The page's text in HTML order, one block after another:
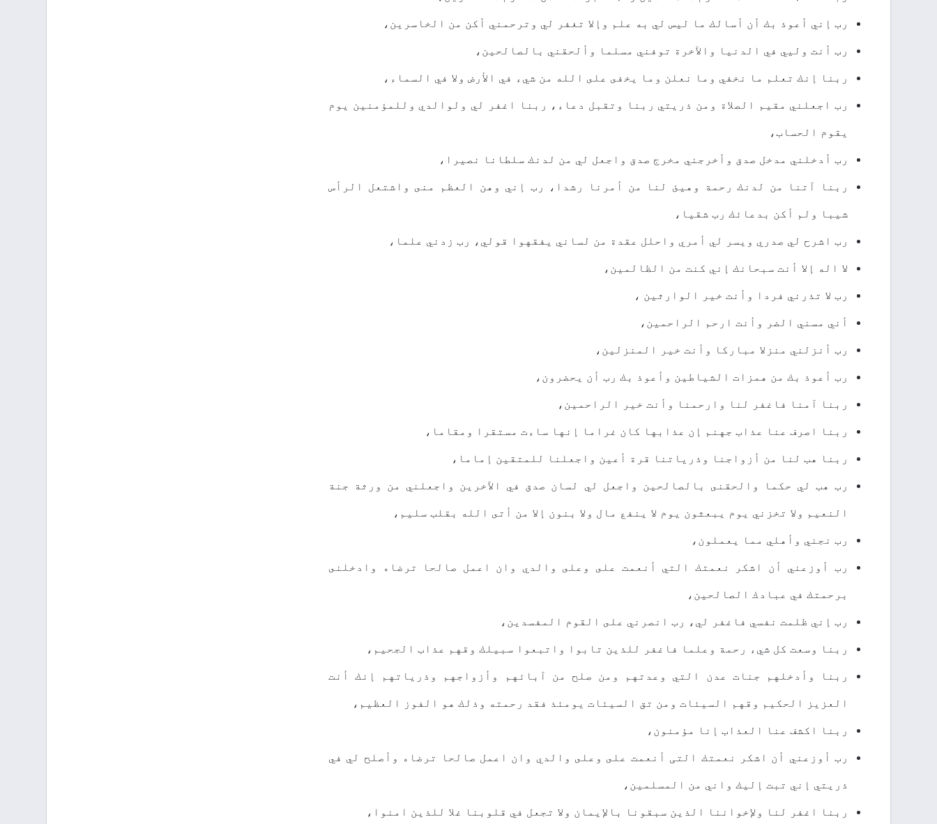
ﺭﺏ ﺇﻧﻲ ﺃﻋﻮﺫ ﺑﻚ ﺃﻥ ﺃﺳﺎﻟﻚ ﻣﺎ ﻟﻴﺲ ﻟﻲ ﺑﻪ ﻋﻠﻢ ﻭﺇﻻ ﺗﻐﻔﺮ ﻟﻲ ﻭﺗﺮﺣﻤﻨﻲ ﺃﻛﻦ ﻣﻦ ﺍﻟﺨﺎﺳﺮﻳﻦ،
ﺭﺏ ﺃﻧﺖ ﻭﻟﻴﻲ ﻓﻲ ﺍﻟﺪﻧﻴﺎ ﻭﺍﻵﺧﺮﺓ ﺗﻮﻓﻨﻲ ﻣﺴﻠﻤﺎ ﻭﺃﻟﺤﻘﻨﻲ ﺑﺎﻟﺼﺎﻟﺤﻴﻦ،
ﺭﺑﻨﺎ ﺇﻧﻚ ﺗﻌﻠﻢ ﻣﺎ ﻧﺨﻔﻲ ﻭﻣﺎ ﻧﻌﻠﻦ ﻭﻣﺎ ﻳﺨفى ﻋﻠﻰ ﺍﻟﻠﻪ ﻣﻦ ﺷﻲﺀ ﻓﻲ ﺍﻷﺭﺽ ﻭﻻ ﻓﻲ ﺍﻟﺴﻤﺎﺀ،
ﺭﺏ ﺍﺟﻌﻠﻨﻲ ﻣﻘﻴﻢ ﺍﻟﺼﻼﺓ ﻭﻣﻦ ﺫﺭﻳﺘﻲ ﺭﺑﻨﺎ ﻭﺗﻘﺒﻞ ﺩﻋﺎﺀ، ﺭﺑﻨﺎ ﺍﻏﻔﺮ ﻟﻲ ﻭﻟﻮﺍﻟﺪﻱ ﻭﻟﻠﻤﺆﻣﻨﻴﻦ ﻳﻮﻡ
ﻳﻘﻮﻡ ﺍﻟﺤﺴﺎﺏ،
ﺭﺏ ﺃﺩﺧﻠﻨﻲ ﻣﺪﺧﻞ ﺻﺪﻕ ﻭﺃﺧﺮﺟﻨﻲ ﻣﺨﺮﺝ ﺻﺪﻕ ﻭﺍﺟﻌﻞ ﻟﻲ ﻣﻦ ﻟﺪﻧﻚ ﺳﻠﻄﺎﻧﺎ ﻧﺼﻴﺮﺍ،
ﺭﺑﻨﺎ ﺁﺗﻨﺎ ﻣﻦ ﻟﺪﻧﻚ ﺭﺣﻤﺔ ﻭﻫﻴﺊ ﻟﻨﺎ ﻣﻦ ﺃﻣﺮﻧﺎ ﺭﺷﺪﺍ، ﺭﺏ ﺇﻧﻲ ﻭﻫﻦ ﺍﻟﻌﻈﻢ ﻣﻨﻰ ﻭﺍﺷﺘﻌﻞ ﺍﻟﺮﺃﺱ
ﺷﻴﺒﺎ ﻭﻟﻢ ﺃﻛﻦ ﺑﺪﻋﺎﺋﻚ ﺭﺏ ﺷﻘﻴﺎ،
ﺭﺏ ﺍﺷﺮﺡ ﻟﻲ ﺻﺪﺭﻱ ﻭﻳﺴﺮ ﻟﻲ ﺃﻣﺮﻱ ﻭﺍﺣﻠﻞ ﻋﻘﺪﺓ ﻣﻦ ﻟﺴﺎﻧﻲ ﻳﻔﻘﻬﻮﺍ ﻗﻮﻟﻲ، ﺭﺏ ﺯﺩﻧﻲ ﻋﻠﻤﺎ،
ﻻ ﺍﻟﻪ ﺇﻻ ﺃﻧﺖ ﺳﺒﺤﺎﻧﻚ ﺇﻧﻲ ﻛﻨﺖ ﻣﻦ ﺍﻟﻈﺎﻟﻤﻴﻦ،
ﺭﺏ ﻻ ﺗﺬﺭﻧﻲ ﻓﺮﺩﺍ ﻭﺃﻧﺖ ﺧﻴﺮ ﺍﻟﻮﺍﺭﺛﻴﻦ ،
ﺃﻧﻲ ﻣﺴﻨﻲ ﺍﻟﻀﺮ ﻭﺃﻧﺖ ﺍﺭﺣﻢ ﺍﻟﺮﺍﺣﻤﻴﻦ،
ﺭﺏ ﺃﻧﺰﻟﻨﻲ ﻣﻨﺰﻻ ﻣﺒﺎﺭﻛﺎ ﻭﺃﻧﺖ ﺧﻴﺮ ﺍﻟﻤﻨﺰﻟﻴﻦ،
ﺭﺏ ﺃﻋﻮﺫ ﺑﻚ ﻣﻦ ﻫﻤﺰﺍﺕ ﺍﻟﺸﻴﺎﻃﻴﻦ ﻭﺃﻋﻮﺫ ﺑﻚ ﺭﺏ ﺃﻥ ﻳﺤﻀﺮﻭﻥ،
ﺭﺑﻨﺎ ﺁﻣﻨﺎ ﻓﺎﻏﻔﺮ ﻟﻨﺎ ﻭﺍﺭﺣﻤﻨﺎ ﻭﺃﻧﺖ ﺧﻴﺮ ﺍﻟﺮﺍﺣﻤﻴﻦ،
ﺭﺑﻨﺎ ﺍﺻﺮﻑ ﻋﻨﺎ ﻋﺬﺍﺏ ﺟﻬﻨﻢ ﺇﻥ ﻋﺬﺍﺑﻬﺎ ﻛﺎﻥ ﻏﺮﺍﻣﺎ ﺇﻧﻬﺎ ﺳﺎﺀﺕ ﻣﺴﺘﻘﺮﺍ ﻭﻣﻘﺎﻣﺎ،
ﺭﺑﻨﺎ ﻫﺐ ﻟﻨﺎ ﻣﻦ ﺃﺯﻭﺍﺟﻨﺎ ﻭﺫﺭﻳﺎﺗﻨﺎ ﻗﺮﺓ ﺃﻋﻴﻦ ﻭﺍﺟﻌﻠﻨﺎ ﻟﻠﻤﺘﻘﻴﻦ ﺇﻣﺎﻣﺎ،
ﺭﺏ ﻫﺐ ﻟﻲ ﺣﻜﻤﺎ ﻭﺍﻟﺤﻘﻨﻰ ﺑﺎﻟﺼﺎﻟﺤﻴﻦ ﻭﺍﺟﻌﻞ ﻟﻲ ﻟﺴﺎﻥ ﺻﺪﻕ ﻓﻲ ﺍﻵﺧﺮﻳﻦ ﻭﺍﺟﻌﻠﻨﻲ ﻣﻦ ﻭﺭﺛﺔ ﺟﻨﺔ
ﺍﻟﻨﻌﻴﻢ ﻭﻻ ﺗﺨﺰﻧﻲ ﻳﻮﻡ ﻳﺒﻌﺜﻮﻥ ﻳﻮﻡ ﻻ ﻳﻨﻔﻊ ﻣﺎﻝ ﻭﻻ ﺑﻨﻮﻥ ﺇﻻ ﻣﻦ ﺃﺗﻰ ﺍﻟﻠﻪ ﺑﻘﻠﺐ ﺳﻠﻴﻢ،
ﺭﺏ ﻧﺠﻨﻲ ﻭﺃﻫﻠﻲ ﻣﻤﺎ ﻳﻌﻤﻠﻮﻥ،
ﺭﺏ ﺃﻭﺯﻋﻨﻲ ﺃﻥ ﺍﺷﻜﺮ ﻧﻌﻤﺘﻚ ﺍﻟﺘﻲ ﺃﻧﻌﻤﺖ ﻋﻠﻰ ﻭﻋﻠﻰ ﻭﺍﻟﺪﻱ ﻭﺍﻥ ﺍﻋﻤﻞ ﺻﺎﻟﺤﺎ ﺗﺮﺿﺎﻩ ﻭﺍﺩﺧﻠﻨﻰ
ﺑﺮﺣﻤﺘﻚ ﻓﻲ ﻋﺒﺎﺩﻙ ﺍﻟﺼﺎﻟﺤﻴﻦ،
ﺭﺏ ﺇﻧﻲ ﻇﻠﻤﺖ ﻧﻔﺴﻲ ﻓﺎﻏﻔﺮ ﻟﻲ، ﺭﺏ ﺍﻧﺼﺮﻧﻲ ﻋﻠﻰ ﺍﻟﻘﻮﻡ ﺍﻟﻤﻔﺴﺪﻳﻦ،
ﺭﺑﻨﺎ ﻭﺳﻌﺖ ﻛﻞ ﺷﻲﺀ ﺭﺣﻤﺔ ﻭﻋﻠﻤﺎ ﻓﺎﻏﻔﺮ ﻟﻠﺬﻳﻦ ﺗﺎﺑﻮﺍ ﻭﺍﺗﺒﻌﻮﺍ ﺳﺒﻴﻠﻚ ﻭﻗﻬﻢ ﻋﺬﺍﺏ ﺍﻟﺠﺤﻴﻢ،
ﺭﺑﻨﺎ ﻭﺃﺩﺧﻠﻬﻢ ﺟﻨﺎﺕ ﻋﺪﻥ ﺍﻟﺘﻲ ﻭﻋﺪﺗﻬﻢ ﻭﻣﻦ ﺻﻠﺢ ﻣﻦ ﺁﺑﺎﺋﻬﻢ ﻭﺃﺯﻭﺍﺟﻬﻢ ﻭﺫﺭﻳﺎﺗﻬﻢ ﺇﻧﻚ ﺃﻧﺖ
ﺍﻟﻌﺰﻳﺰ ﺍﻟﺤﻜﻴﻢ ﻭﻗﻬﻢ ﺍﻟﺴﻴﺌﺎﺕ ﻭﻣﻦ ﺗﻖ ﺍﻟﺴﻴﺌﺎﺕ ﻳﻮﻣﺌﺬ ﻓﻘﺪ ﺭﺣﻤﺘﻪ ﻭﺫﻟﻚ ﻫﻮ ﺍﻟﻔﻮﺯ ﺍﻟﻌﻈﻴﻢ،
ﺭﺑﻨﺎ ﺍﻛﺸﻒ ﻋﻨﺎ ﺍﻟﻌﺬﺍﺏ ﺇﻧﺎ ﻣﺆﻣﻨﻮﻥ،
ﺭﺏ ﺃﻭﺯﻋﻨﻲ ﺃﻥ ﺍﺷﻜﺮ ﻧﻌﻤﺘﻚ التی أنعمت ﻋﻠﻰ ﻭﻋﻠﻰ ﻭﺍﻟﺪﻱ ﻭﺍﻥ ﺍﻋﻤﻞ ﺻﺎﻟﺤﺎ ﺗﺮﺿﺎﻩ ﻭﺃﺻﻠﺢ ﻟﻲ ﻓﻲ
ﺫﺭﻳﺘﻲ ﺇﻧﻲ ﺗﺒﺖ ﺇﻟﻴﻚ ﻭﺍﻧﻲ ﻣﻦ ﺍﻟﻤﺴﻠﻤﻴﻦ،
ﺭﺑﻨﺎ ﺍﻏﻔﺮ ﻟﻨﺎ ﻭﻹﺧﻮﺍﻧﻨﺎ ﺍﻟﺬﻳﻦ ﺳﺒﻘﻮﻧﺎ ﺑﺎﻹﻳﻤﺎﻥ ﻭﻻ ﺗﺠﻌﻞ ﻓﻲ ﻗﻠﻮﺑﻨﺎ ﻏﻼ ﻟﻠﺬﻳﻦ ﺍﻣﻨﻮﺍ،